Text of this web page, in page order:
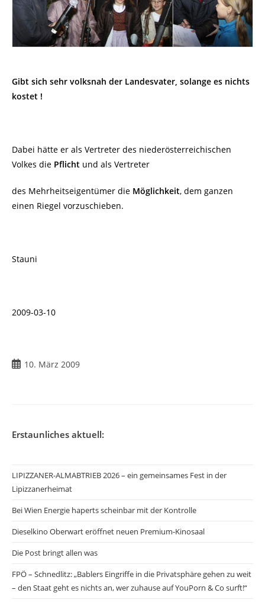
Gibt sich sehr volksnah der Landesvater, solange es nichts
kostet !
Dabei hätte er als Vertreter des niederösterreichischen
Volkes die Pflicht und als Vertreter
des Mehrheitseigentümer die Möglichkeit, dem ganzen
einen Riegel vorzuschieben.
Stauni
2009-03-10
Beitrag10. März 2009
Erstaunliches aktuell:
LIPIZZANER-ALMABTRIEB 2026 – ein gemeinsames Fest in der
Lipizzanerheimat
Bei Wien Energie haperts scheinbar mit der Kontrolle
Dieselkino Oberwart eröffnet neuen Premium-Kinosaal
Die Post bringt allen was
FPÖ – Schnedlitz: „Bablers Eingriffe in die Privatsphäre gehen zu weit
– den Staat geht es nichts an, wer zuhause auf YouPorn & Co surft!“